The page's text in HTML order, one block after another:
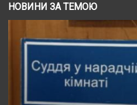
НОВИНИ ЗА ТЕМОЮ